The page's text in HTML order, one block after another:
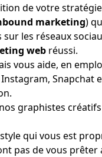
de votre
marketing)
les réseaux
web réussi.
vous aide, en
Instagram,
graphistes
qui vous est
pas de vous